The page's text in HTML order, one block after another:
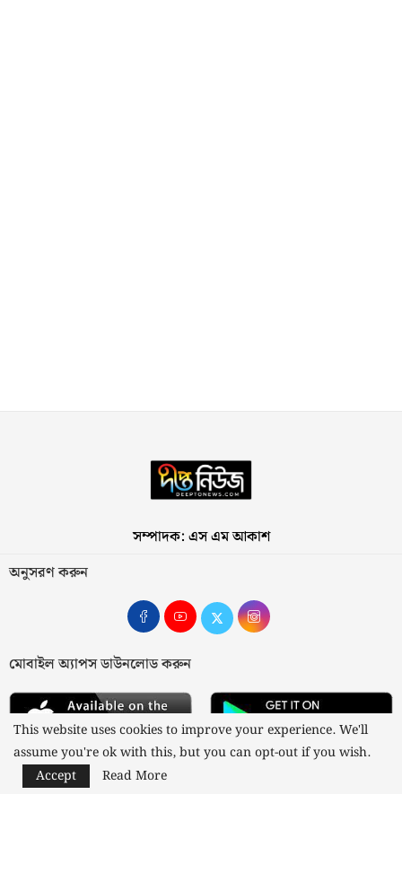
সম্পাদক: এস এম আকাশ
অনুসরণ করুন
মোবাইল অ্যাপস ডাউনলোড করুন
This website uses cookies to improve your experience. We'll
assume you're ok with this, but you can opt-out if you wish.
Accept
Read More